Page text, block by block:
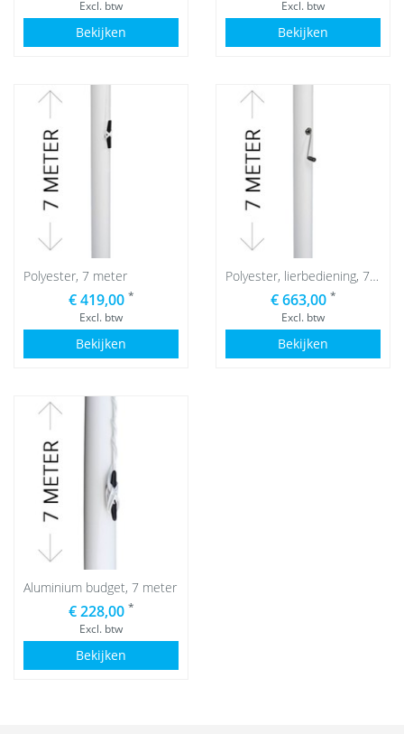
Excl. btw
Bekijken
Excl. btw
Bekijken
Polyester, 7 meter
€ 419,00 *
Excl. btw
Bekijken
Polyester, lierbediening, 7 meter
€ 663,00 *
Excl. btw
Bekijken
Aluminium budget, 7 meter
€ 228,00 *
Excl. btw
Bekijken